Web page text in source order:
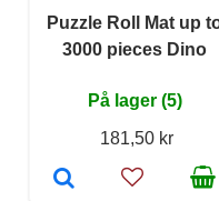
Puzzle Roll Mat up
3000 pieces Dino
På lager (5)
181,50 kr